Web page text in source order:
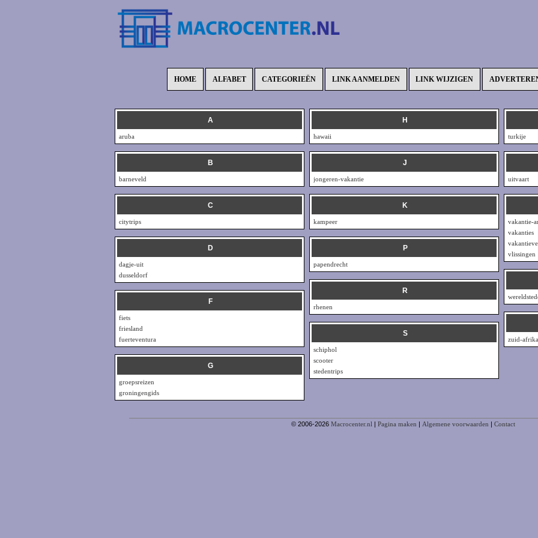
HOME ALFABET CATEGORIEËN LINK AANMELDEN LINK WIJZIGEN
A
aruba
B
barneveld
C
citytrips
D
dagje-uit
dusseldorf
F
fiets
friesland
fuerteventura
G
groepsreizen
groningengids
H
hawaii
J
jongeren-vakantie
K
kampeer
P
papendrecht
R
rhenen
S
schiphol
scooter
stedentrips
turkije
uitvaart
vakantie-
vakanties
vlissingen
zuid-afrika
© 2006-2026Macrocenter.nl |Pagina maken | Algemene voorwaarden |Contact